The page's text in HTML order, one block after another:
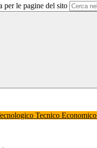
per le pagine del sito
Tecnico Economico